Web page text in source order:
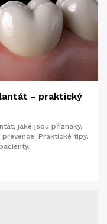
- praktický
jaké jsou příznaky,
Praktické tipy,